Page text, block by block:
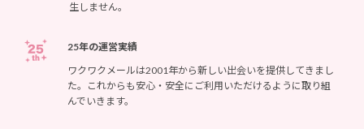
生しません。
25年の運営実績
ワクワクメールは2001年から新しい出会いを提供してきまし
た。これからも安心・安全にご利用いただけるように取り組
んでいきます。